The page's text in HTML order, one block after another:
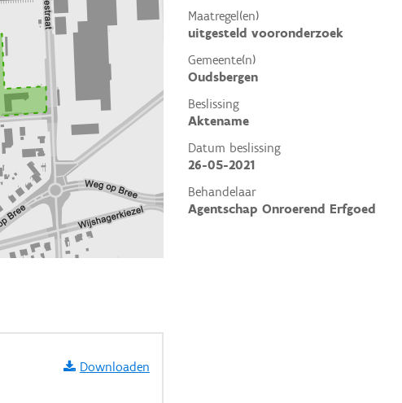
Maatregel(en)
uitgesteld vooronderzoek
Gemeente(n)
Oudsbergen
Beslissing
Aktename
Datum beslissing
26-05-2021
Behandelaar
Agentschap Onroerend Erfgoed
Downloaden